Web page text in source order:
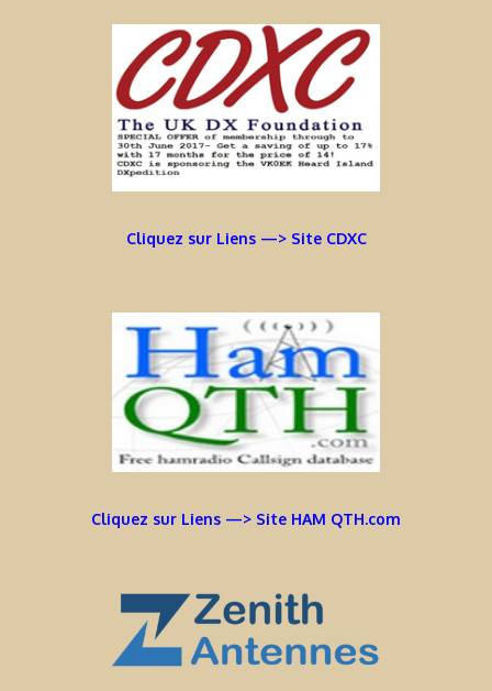
Cliquez sur Liens —> Site CDXC
Cliquez sur Liens —> Site HAM QTH.com